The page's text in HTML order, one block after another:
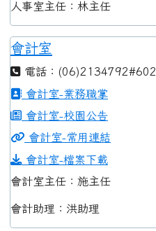
人事室主任：林主任
會計室
電話：(06)2134792#602
會計室-業務職掌
會計室-校園公告
會計室-常用連結
會計室-檔案下載
會計室主任：施主任
會計助理：洪助理